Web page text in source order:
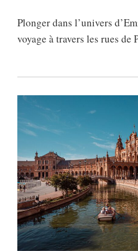
Plonger dans l’univers
voyage à travers les rues